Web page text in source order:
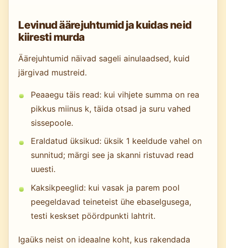
Levinud äärejuhtumid ja kuidas neid
kiiresti murda
Äärejuhtumid näivad sageli ainulaadsed, kuid
järgivad mustreid.
Peaaegu täis read: kui vihjete summa on rea
pikkus miinus k, täida otsad ja suru vahed
sissepoole.
Eraldatud üksikud: üksik 1 keeldude vahel on
sunnitud; märgi see ja skanni ristuvad read
uuesti.
Kaksikpeeglid: kui vasak ja parem pool
peegeldavad teineteist ühe ebaselgusega,
testi keskset pöördpunkti lahtrit.
Igaüks neist on ideaalne koht, kus rakendada